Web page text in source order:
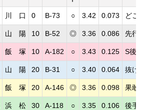
川 口 0 B-73 ○ 3.42 0.073 どこ
山 陽 10 B-52 ◎ 3.36 0.086 先行
飯 塚 10 A-182 ○ 3.43 0.125 S後
山 陽 20 B-31 ○ 3.40 0.064 抜け
飯 塚 20 A-146 ◎ 3.36 0.098 果敢
浜 松 30 A-118 ○ 3.35 0.106 後手